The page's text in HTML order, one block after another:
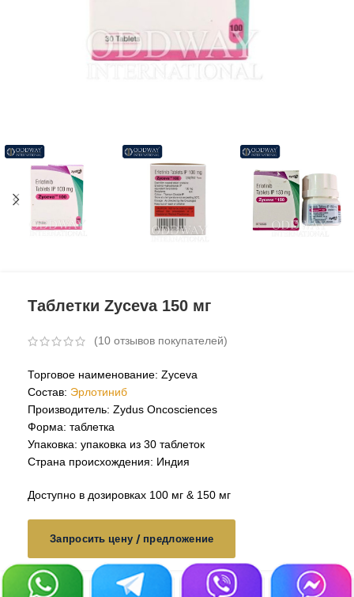
Таблетки Zyceva 150 мг
(10 отзывов покупателей)
Торговое наименование: Zyceva
Состав: Эрлотиниб
Производитель: Zydus Oncosciences
Форма: таблетка
Упаковка: упаковка из 30 таблеток
Страна происхождения: Индия
Доступно в дозировках 100 мг & 150 мг
Запросить цену / предложение